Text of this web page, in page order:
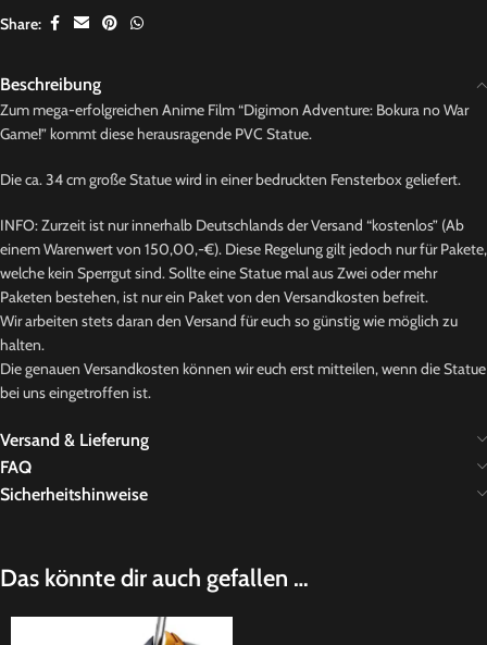
Share:
Beschreibung
Zum mega-erfolgreichen Anime Film “Digimon Adventure: Bokura no War
Game!” kommt diese herausragende PVC Statue.
Die ca. 34 cm große Statue wird in einer bedruckten Fensterbox geliefert.
INFO: Zurzeit ist nur innerhalb Deutschlands der Versand “kostenlos” (Ab
einem Warenwert von 150,00,-€). Diese Regelung gilt jedoch nur für Pakete,
welche kein Sperrgut sind. Sollte eine Statue mal aus Zwei oder mehr
Paketen bestehen, ist nur ein Paket von den Versandkosten befreit.
Wir arbeiten stets daran den Versand für euch so günstig wie möglich zu
halten.
Die genauen Versandkosten können wir euch erst mitteilen, wenn die Statue
bei uns eingetroffen ist.
Versand & Lieferung
FAQ
Sicherheitshinweise
Das könnte dir auch gefallen …